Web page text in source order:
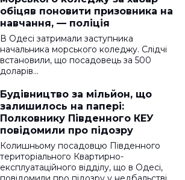
обіцяв поновити призовника на
навчання, — поліція
В Одесі затримали заступника
начальника морського коледжу. Слідчі
встановили, що посадовець за 500
доларів…
Будівництво за мільйон, що
залишилось на папері:
Полковнику Південного КЕУ
повідомили про підозру
Колишньому посадовцю Південного
територіального Квартирно-
експлуатаційного відділу, що в Одесі,